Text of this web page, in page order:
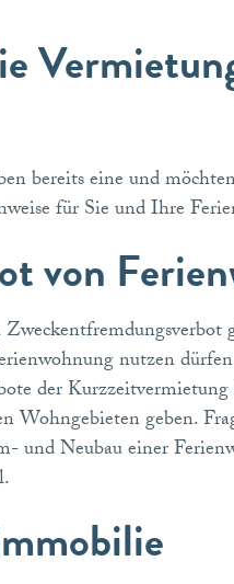
bereits eine und
für Sie und Ihre
von
nutzen
der
Wohngebieten geben.
und Neubau einer